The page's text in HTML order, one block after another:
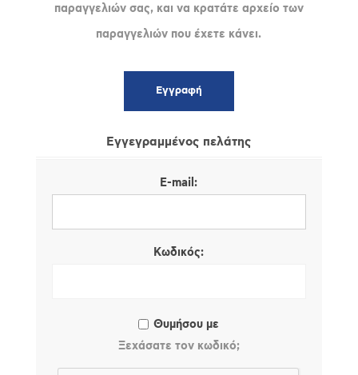
παραγγελιών σας, και να κρατάτε αρχείο των
παραγγελιών που έχετε κάνει.
Εγγεγραμμένος πελάτης
E-mail:
Κωδικός:
Θυμήσου με
Ξεχάσατε τον κωδικό;